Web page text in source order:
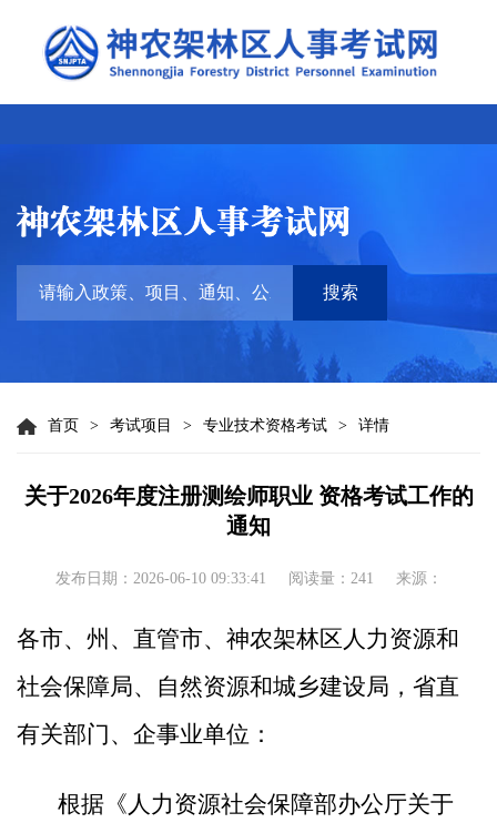
搜索
首页 > 考试项目 > 专业技术资格考试 > 详情
关于2026年度注册测绘师职业 资格考试工作的
通知
发布日期：2026-06-10 09:33:41 阅读量：241 来源：
各市、州、直管市、神农架林区人力资源和
社会保障局、自然资源和城乡建设局，省直
有关部门、企事业单位：
根据《人力资源社会保障部办公厅关于